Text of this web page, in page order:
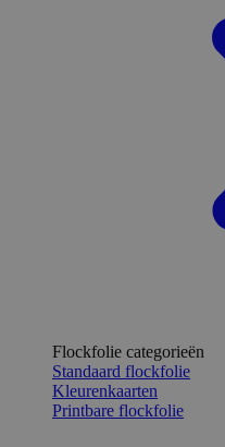
Flockfolie categorieën
Standaard flockfolie
Kleurenkaarten
Printbare flockfolie